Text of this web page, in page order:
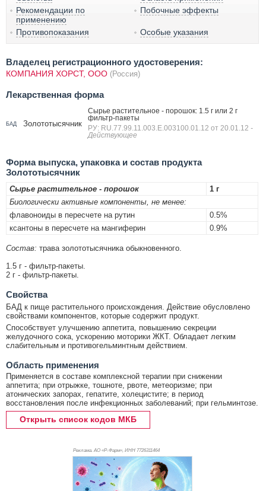
Рекомендации по
применению
Побочные эффекты
Противопоказания Особые указания
Владелец регистрационного удостоверения:
КОМПАНИЯ ХОРСТ, ООО (Россия)
Лекарственная форма
БАД Золототысячник
Сырье растительное - порошок: 1.5 г или 2 г
фильтр-пакеты
РУ: RU.77.99.11.003.Е.003100.01.12 от 20.01.12 -
Действующее
Форма выпуска, упаковка и состав продукта
Золототысячник
Сырье растительное - порошок
1 г
Биологически активные компоненты, не менее:
флавоноиды в пересчете на рутин
0.5%
ксантоны в пересчете на мангиферин
0.9%
Состав: трава золототысячника обыкновенного.
1.5 г - фильтр-пакеты.
2 г - фильтр-пакеты.
Свойства
БАД к пище растительного происхождения. Действие обусловлено
свойствами компонентов, которые содержит продукт.
Способствует улучшению аппетита, повышению секреции
желудочного сока, ускорению моторики ЖКТ. Обладает легким
слабительным и противогельминтным действием.
Область применения
Применяется в составе комплексной терапии при снижении
аппетита; при отрыжке, тошноте, рвоте, метеоризме; при
атонических запорах, гепатите, холецистите; в период
восстановления после инфекционных заболеваний; при гельминтозе.
Открыть список кодов МКБ
Реклама. АО «Р-Фарм», ИНН 7726311464